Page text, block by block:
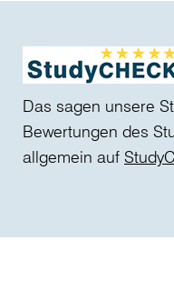
Das sagen unsere
Bewertungen des
allgemein auf